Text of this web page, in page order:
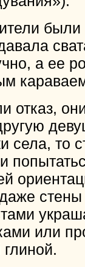
были
а ее
отказ,
села, то
или